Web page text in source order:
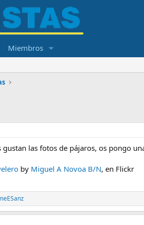
Miembros
gustan las fotos de pájaros, os pongo
by Miguel A Novoa B/N, en Flickr